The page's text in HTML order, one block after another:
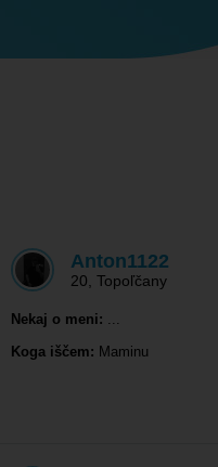
Anton1122
20 Topoľčany
Nekaj o meni: ...
Koga iščem: Maminu